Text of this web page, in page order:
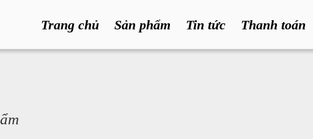
Trang chủ Sản phẩm Tin tức Thanh toán